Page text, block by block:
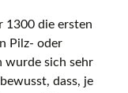
1300 die ersten
Pilz- oder
wurde sich sehr
dass, je